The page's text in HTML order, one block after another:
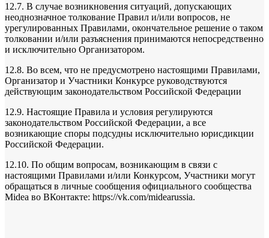
12.7. В случае возникновения ситуаций, допускающих
неоднозначное толкование Правил и/или вопросов, не
урегулированных Правилами, окончательное решение о таком
толковании и/или разъяснения принимаются непосредственно
и исключительно Организатором.
12.8. Во всем, что не предусмотрено настоящими Правилами,
Организатор и Участники Конкурсе руководствуются
действующим законодательством Российской Федерации
12.9. Настоящие Правила и условия регулируются
законодательством Российской Федерации, а все
возникающие споры подсудны исключительно юрисдикции
Российской Федерации.
12.10. По общим вопросам, возникающим в связи с
настоящими Правилами и/или Конкурсом, Участники могут
обращаться в личные сообщения официального сообщества
Midea во ВКонтакте: https://vk.com/midearussia.